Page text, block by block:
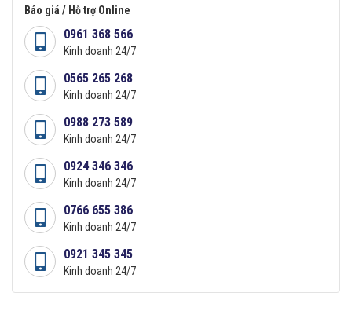
Báo giá / Hỗ trợ Online
0961 368 566
Kinh doanh 24/7
0565 265 268
Kinh doanh 24/7
0988 273 589
Kinh doanh 24/7
0924 346 346
Kinh doanh 24/7
0766 655 386
Kinh doanh 24/7
0921 345 345
Kinh doanh 24/7